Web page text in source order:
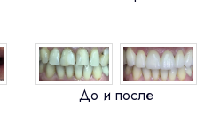
До и после